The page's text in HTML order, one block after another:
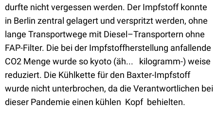
durfte nicht vergessen werden. Der Impfstoff konnte
in Berlin zentral gelagert und verspritzt werden, ohne
lange Transportwege mit Diesel–Transportern ohne
FAP-Filter. Die bei der Impfstoffherstellung anfallende
CO2 Menge wurde so kyoto (äh... kilogramm-) weise
reduziert. Die Kühlkette für den Baxter-Impfstoff
wurde nicht unterbrochen, da die Verantwortlichen bei
dieser Pandemie einen kühlen Kopf behielten.